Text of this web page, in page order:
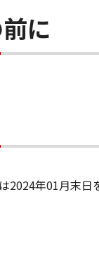
に
2024年01月末日